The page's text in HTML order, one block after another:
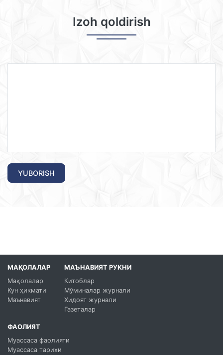
Izoh qoldirish
YUBORISH
МАҚОЛАЛАР
Мақолалар
Кун ҳикмати
Маънавият
МАЪНАВИЯТ РУКНИ
Китоблар
Мўминалар журнали
Хидоят журнали
Газеталар
ФАОЛИЯТ
Муассаса фаолияти
Муассаса тарихи